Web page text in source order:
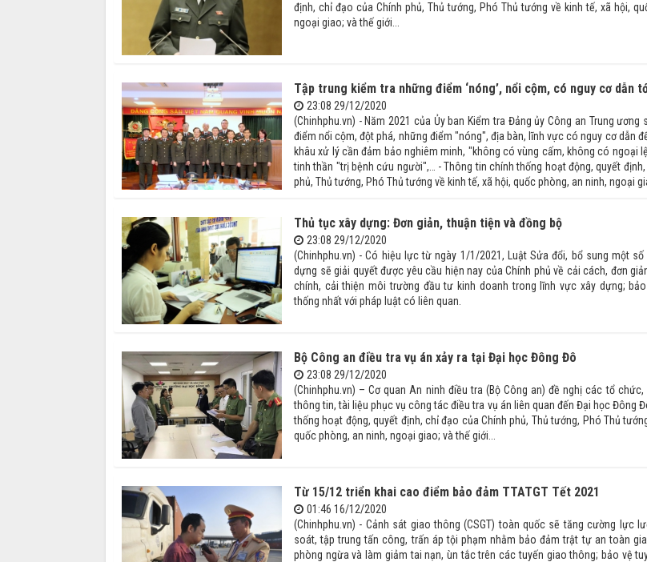
định, chỉ đạo của Chính phủ, Thủ tướng, Phó Thủ tướng về kinh tế, xã hội,
ngoại giao; và thế giới...
Tập trung kiểm tra những điểm ‘nóng’, nổi cộm, có nguy cơ dẫn
23:08 29/12/2020
(Chinhphu.vn) - Năm 2021 của Ủy ban Kiểm tra Đảng ủy Công an Trung ương
điểm nổi cộm, đột phá, những điểm "nóng", địa bàn, lĩnh vực có nguy cơ dẫn
khâu xử lý cần đảm bảo nghiêm minh, "không có vùng cấm, không có ngoại
tinh thần "trị bệnh cứu người",… - Thông tin chính thống hoạt động, quyết
phủ, Thủ tướng, Phó Thủ tướng về kinh tế, xã hội, quốc phòng, an ninh, ngoại
Thủ tục xây dựng: Đơn giản, thuận tiện và đồng bộ
23:08 29/12/2020
(Chinhphu.vn) - Có hiệu lực từ ngày 1/1/2021, Luật Sửa đổi, bổ sung một số
dựng sẽ giải quyết được yêu cầu hiện nay của Chính phủ về cải cách, đơn
chính, cải thiện môi trường đầu tư kinh doanh trong lĩnh vực xây dựng;
thống nhất với pháp luật có liên quan.
Bộ Công an điều tra vụ án xảy ra tại Đại học Đông Đô
23:08 29/12/2020
(Chinhphu.vn) – Cơ quan An ninh điều tra (Bộ Công an) đề nghị các tổ
thông tin, tài liệu phục vụ công tác điều tra vụ án liên quan đến Đại học Đông
thống hoạt động, quyết định, chỉ đạo của Chính phủ, Thủ tướng, Phó Thủ
quốc phòng, an ninh, ngoại giao; và thế giới...
Từ 15/12 triển khai cao điểm bảo đảm TTATGT Tết 2021
01:46 16/12/2020
(Chinhphu.vn) - Cảnh sát giao thông (CSGT) toàn quốc sẽ tăng cường lực
soát, tập trung tấn công, trấn áp tội phạm nhằm bảo đảm trật tự an toàn
phòng ngừa và làm giảm tai nạn, ùn tắc trên các tuyến giao thông; bảo vệ